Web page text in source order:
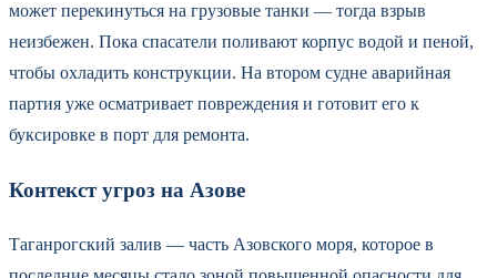
может перекинуться на грузовые танки — тогда взрыв
неизбежен. Пока спасатели поливают корпус водой и пеной,
чтобы охладить конструкции. На втором судне аварийная
партия уже осматривает повреждения и готовит его к
буксировке в порт для ремонта.
Контекст угроз на Азове
Таганрогский залив — часть Азовского моря, которое в